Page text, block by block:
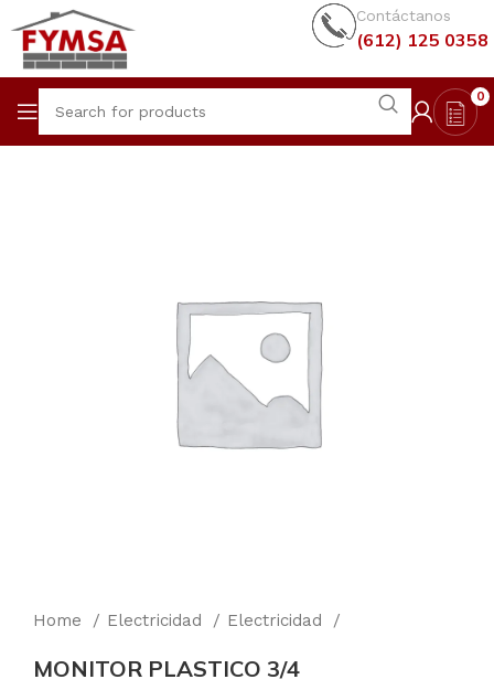
Contáctanos
(612) 125 0358
0
Home Electricidad Electricidad
MONITOR PLASTICO 3/4